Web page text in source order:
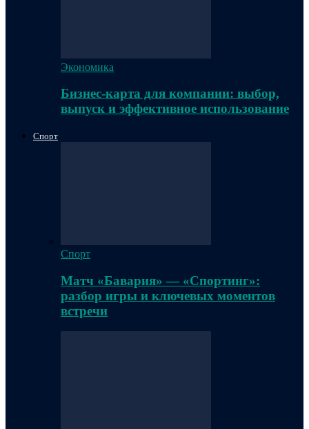
Экономика
Бизнес-карта для компании: выбор,
выпуск и эффективное использование
Спорт
Спорт
Матч «Бавария» — «Спортинг»:
разбор игры и ключевых моментов
встречи